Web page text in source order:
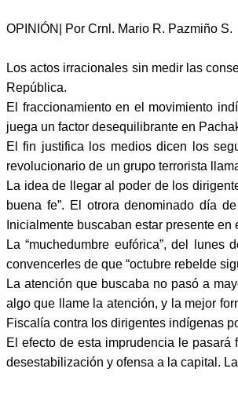
OPINIÓN| Por Crnl. Mario R. Pazmiño S.
Los actos irracionales sin medir las
República.
El fraccionamiento en el movimiento
juega un factor desequilibrante en
El fin justifica los medios dicen los
revolucionario de un grupo terrorista
La idea de llegar al poder de los
buena fe”. El otrora denominado día
Inicialmente buscaban estar presente
La “muchedumbre eufórica”, del
convencerles de que “octubre rebelde
La atención que buscaba no pasó a
algo que llame la atención, y la mejor
Fiscalía contra los dirigentes indígenas
El efecto de esta imprudencia le
desestabilización y ofensa a la capital.